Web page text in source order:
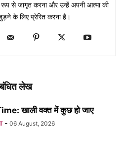
रूप से जागृत करना और उन्हें अपनी आत्मा की
के लिए प्रेरित करना है।
लेख
खाली वक्त में कुछ हो जाए
- 06 August, 2026